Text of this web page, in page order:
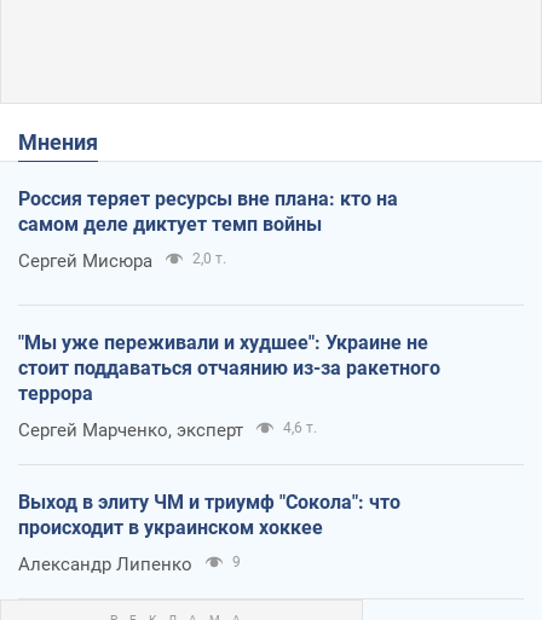
Мнения
Россия теряет ресурсы вне плана: кто на
самом деле диктует темп войны
Сергей Мисюра 2,0 т.
"Мы уже переживали и худшее": Украине не
стоит поддаваться отчаянию из-за ракетного
террора
Сергей Марченко, эксперт 4,6 т.
Выход в элиту ЧМ и триумф "Сокола": что
происходит в украинском хоккее
Александр Липенко 9